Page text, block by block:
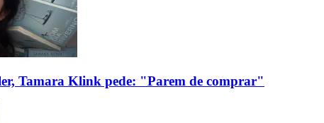
Tamara Klink pede: "Parem de comprar"